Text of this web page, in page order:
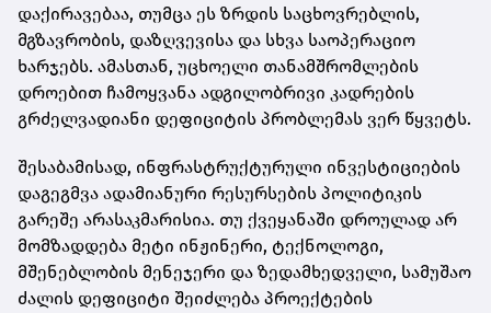
დაქირავებაა, თუმცა ეს ზრდის საცხოვრებლის,
მგზავრობის, დაზღვევისა და სხვა საოპერაციო
ხარჯებს. ამასთან, უცხოელი თანამშრომლების
დროებით ჩამოყვანა ადგილობრივი კადრების
გრძელვადიანი დეფიციტის პრობლემას ვერ წყვეტს.
შესაბამისად, ინფრასტრუქტურული ინვესტიციების
დაგეგმვა ადამიანური რესურსების პოლიტიკის
გარეშე არასაკმარისია. თუ ქვეყანაში დროულად არ
მომზადდება მეტი ინჟინერი, ტექნოლოგი,
მშენებლობის მენეჯერი და ზედამხედველი, სამუშაო
ძალის დეფიციტი შეიძლება პროექტების